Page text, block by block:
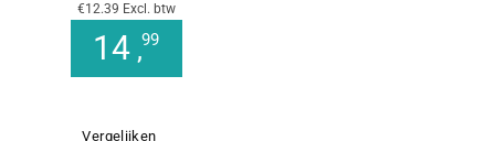
€12.39 Excl. btw
14 ,99
Vergelijken